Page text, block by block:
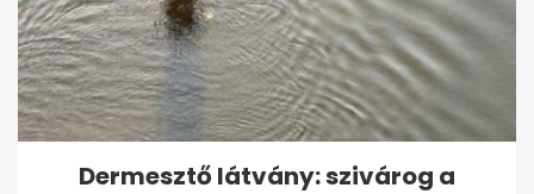
V. Németh Zsolt:
Magyarország az egyik
legszegényebb ország...
Dermesztő látvány: szivárog a